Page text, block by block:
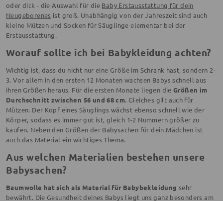
oder dick - die Auswahl für die Baby Erstausstattung für dein
Neugeborenes ist groß. Unabhängig von der Jahreszeit sind auch
kleine Mützen und Socken für Säuglinge elementar bei der
Erstausstattung.
Worauf sollte ich bei Babykleidung achten?
Wichtig ist, dass du nicht nur eine Größe im Schrank hast, sondern 2-
3. Vor allem in den ersten 12 Monaten wachsen Babys schnell aus
ihren Größen heraus. Für die ersten Monate liegen dieGrößen im
Durchschnitt zwischen 56 und 68 cm. Gleiches gilt auch für
Mützen. Der Kopf eines Säuglings wächst ebenso schnell wie der
Körper, sodass es immer gut ist, gleich 1-2 Nummern größer zu
kaufen. Neben den Größen der Babysachen für dein Mädchen ist
auch das Material ein wichtiges Thema.
Aus welchen Materialien bestehen unsere
Babysachen?
Baumwolle hat sich als Material für Babybekleidung sehr
bewährt. Die Gesundheit deines Babys liegt uns ganz besonders am